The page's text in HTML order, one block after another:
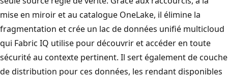
mise en miroir et au catalogue OneLake, il élimine la
fragmentation et crée un lac de données unifié multicloud
qui Fabric IQ utilise pour découvrir et accéder en toute
sécurité au contexte pertinent. Il sert également de couche
de distribution pour ces données, les rendant disponibles